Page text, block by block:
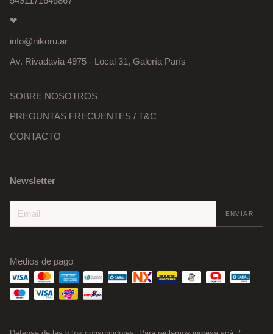
❤
info@nikoru.ar
Av. Rivadavia 4975 - Local 31, Galería París
SOBRE NOSOTROS
PREGUNTAS FRECUENTES / T&C
CONTACTO
Newsletter
Medios de pago